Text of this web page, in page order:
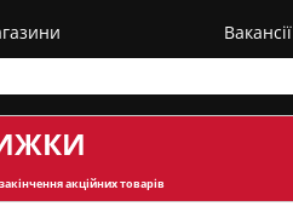
Вакансії
акційних товарів